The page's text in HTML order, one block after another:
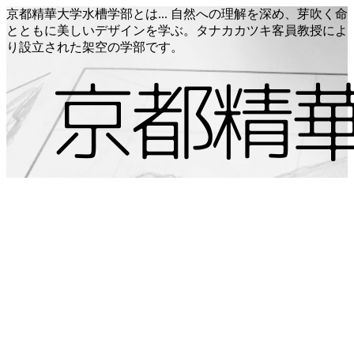
京都精華大学水槽学部とは... 自然への理解を深め、芽吹く命
とともに美しいデザインを学ぶ。タナカカツキ客員教授によ
り設立された架空の学部です。